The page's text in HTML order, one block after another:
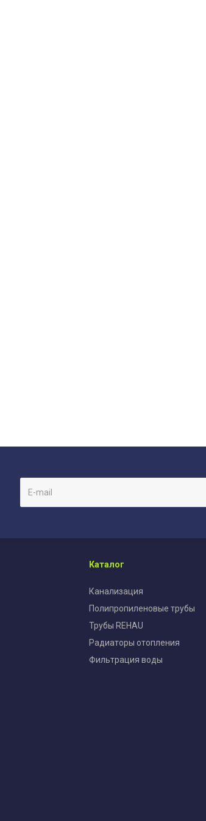
Каталог
Канализация
Полипропиленовые трубы
Трубы REHAU
Радиаторы отопления
Фильтрация воды